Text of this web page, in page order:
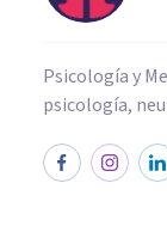
Psicología y
psicología,